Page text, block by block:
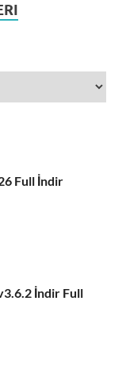
Full İndir
İndir Full